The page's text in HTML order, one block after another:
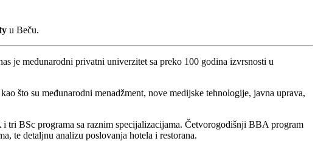
u Beču.
je međunarodni privatni univerzitet sa preko 100 godina izvrsnosti u
što su međunarodni menadžment, nove medijske tehnologije, javna uprava,
BSc programa sa raznim specijalizacijama. Četvorogodišnji BBA program
te detaljnu analizu poslovanja hotela i restorana.